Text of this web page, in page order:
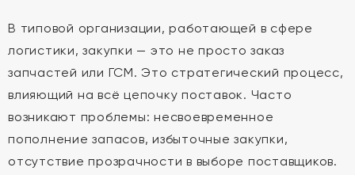
В типовой организации, работающей в сфере
логистики, закупки — это не просто заказ
запчастей или ГСМ. Это стратегический процесс,
влияющий на всё цепочку поставок. Часто
возникают проблемы: несвоевременное
пополнение запасов, избыточные закупки,
отсутствие прозрачности в выборе поставщиков.